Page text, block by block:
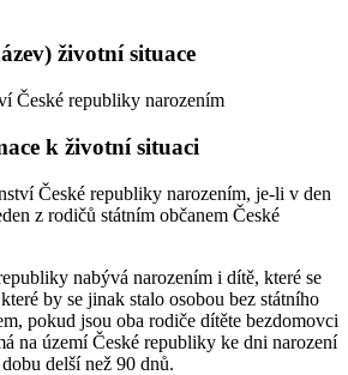
životní situace
České republiky narozením
k životní situaci
České republiky narozením, je-li v den
z rodičů státním občanem České
nabývá narozením i dítě, které se
by se jinak stalo osobou bez státního
pokud jsou oba rodiče dítěte bezdomovci
na území České republiky ke dni narození
delší než 90 dnů.